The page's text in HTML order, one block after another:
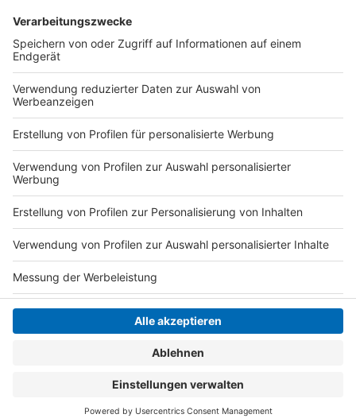
Details durch und stimmen Sie der
Nutzung des Service zu, um dieses
Video anzusehen.
Akzeptieren
powered byUsercentrics Consent
Fynn Kliemann - Alles was ich hab (Offizielles Video)